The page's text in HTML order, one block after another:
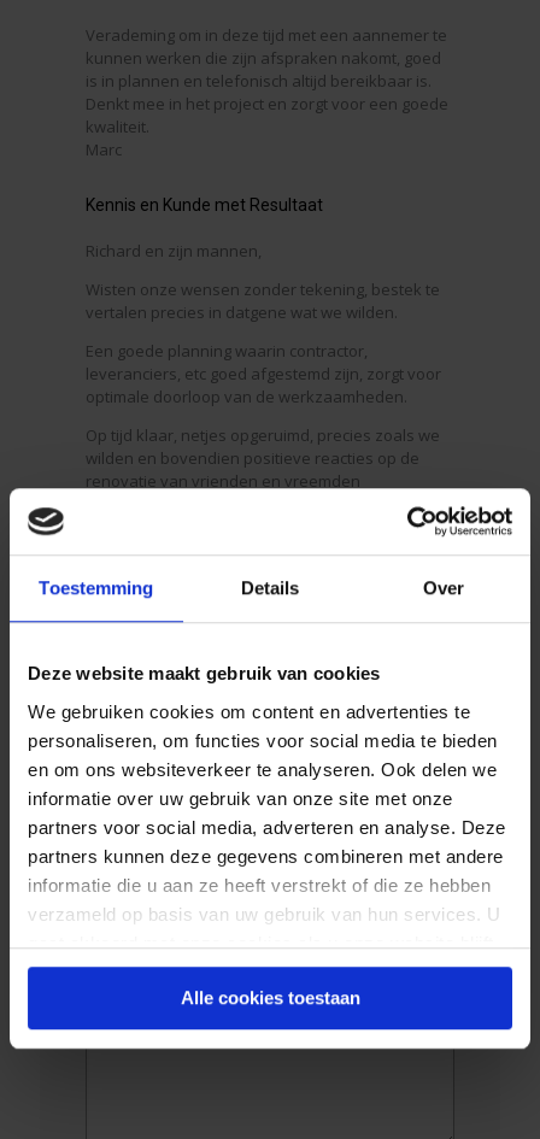
Toestemming Details Over
Deze website maakt gebruik van cookies
We gebruiken cookies om content en advertenties te
personaliseren, om functies voor social media te bieden
en om ons websiteverkeer te analyseren. Ook delen we
informatie over uw gebruik van onze site met onze
partners voor social media, adverteren en analyse. Deze
partners kunnen deze gegevens combineren met andere
informatie die u aan ze heeft verstrekt of die ze hebben
verzameld op basis van uw gebruik van hun services. U
gaat akkoord met onze cookies als u onze website blijft
gebruiken.
Alle cookies toestaan
Verademing om in deze tijd met een aannemer te
kunnen werken die zijn afspraken nakomt, goed
is in plannen en telefonisch altijd bereikbaar is.
Denkt mee in het project en zorgt voor een goede
kwaliteit.
Marc
Kennis en Kunde met Resultaat
Richard en zijn mannen,
Wisten onze wensen zonder tekening, bestek te
vertalen precies in datgene wat we wilden.
Een goede planning waarin contractor,
leveranciers, etc goed afgestemd zijn, zorgt voor
optimale doorloop van de werkzaamheden.
Op tijd klaar, netjes opgeruimd, precies zoals we
wilden en bovendien positieve reacties op de
renovatie van vrienden en vreemden
Hij doet wat hij zegt
Ons nieuwe huis is geworden zo we hoopten dat
het zou worden. Met Richard is het prettig
plannen. Wat hij zegt, gebeurd ook en op tijd. Dat
Ludo en Corry Brosens, Nispen
Wilt u ons beoordelen?
Titel van uw beoordeling
Uw beoordeling